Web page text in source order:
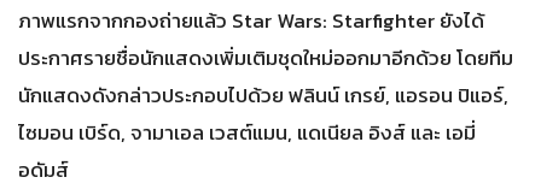
ภาพแรกจากกองถ่ายแล้ว Star Wars: Starfighter ยังได้
ประกาศรายชื่อนักแสดงเพิ่มเติมชุดใหม่ออกมาอีกด้วย โดยทีม
นักแสดงดังกล่าวประกอบไปด้วย ฟลินน์ เกรย์, แอรอน ปิแอร์,
ไซมอน เบิร์ด, จามาเอล เวสต์แมน, แดเนียล อิงส์ และ เอมี่
อดัมส์